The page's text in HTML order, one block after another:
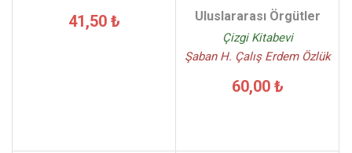
41,50 ₺ Uluslararası Örgütler
Çizgi Kitabevi
Şaban H. Çalış Erdem Özlük
60,00 ₺